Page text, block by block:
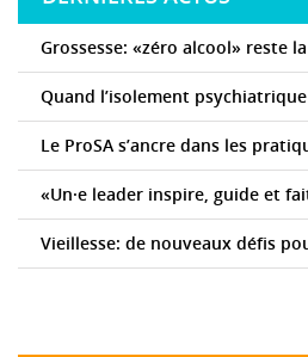
Grossesse: «zéro alcool» reste
Quand l’isolement
Le ProSA s’ancre dans les
«Un·e leader inspire, guide et
Vieillesse: de nouveaux défis